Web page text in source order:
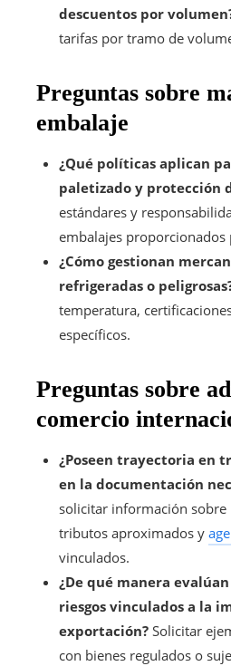
descuentos por
tarifas por tramo de
Preguntas sobre
embalaje
¿Qué políticas aplican
paletizado y protección
estándares y
embalajes proporcionados
¿Cómo gestionan
refrigeradas o
temperatura,
específicos.
Preguntas sobre
comercio
¿Poseen trayectoria en
en la documentación
solicitar información sobre
tributos aproximados y
vinculados.
¿De qué manera
riesgos vinculados a la
exportación? Solicitar
con bienes regulados o